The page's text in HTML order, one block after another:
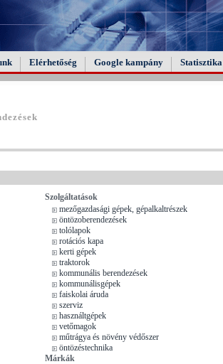
Elérhetőség Google kampány Statisztika
Szolgáltatások
mezőgazdasági gépek, gépalkaltrészek
öntözoberendezések
tolólapok
rotációs kapa
kerti gépek
traktorok
kommunális berendezések
kommunálisgépek
faiskolai áruda
szerviz
használtgépek
vetőmagok
műtrágya és növény védőszer
öntözéstechnika
Márkák